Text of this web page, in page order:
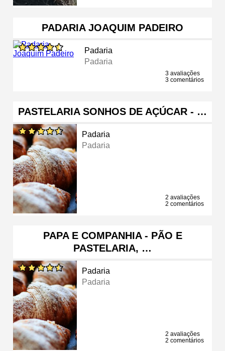
PADARIA JOAQUIM PADEIRO
Padaria
Padaria
3 avaliações
3 comentários
PASTELARIA SONHOS DE AÇÚCAR - …
Padaria
Padaria
2 avaliações
2 comentários
PAPA E COMPANHIA - PÃO E
PASTELARIA, …
Padaria
Padaria
2 avaliações
2 comentários